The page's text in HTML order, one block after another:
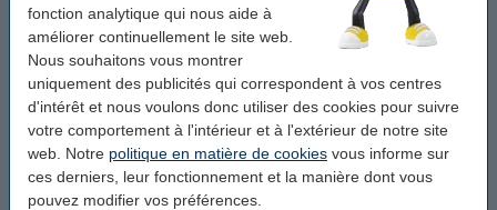
fonction analytique qui nous aide à
améliorer continuellement le site web.
Nous souhaitons vous montrer
uniquement des publicités qui correspondent à vos centres
d'intérêt et nous voulons donc utiliser des cookies pour suivre
votre comportement à l'intérieur et à l'extérieur de notre site
web. Notre politique en matière de cookies vous informe sur
ces derniers, leur fonctionnement et la manière dont vous
pouvez modifier vos préférences.
Stylos roller par largeur de trait
Stylos roller de luxe
Stylos roller pour l'école
Stylos roller pour le bureau